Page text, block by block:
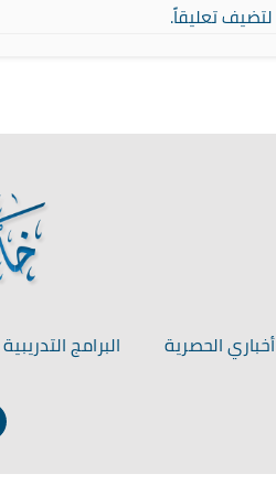
لتضيف تعليقاً.
أخباري الحصرية البرامج التدريبية